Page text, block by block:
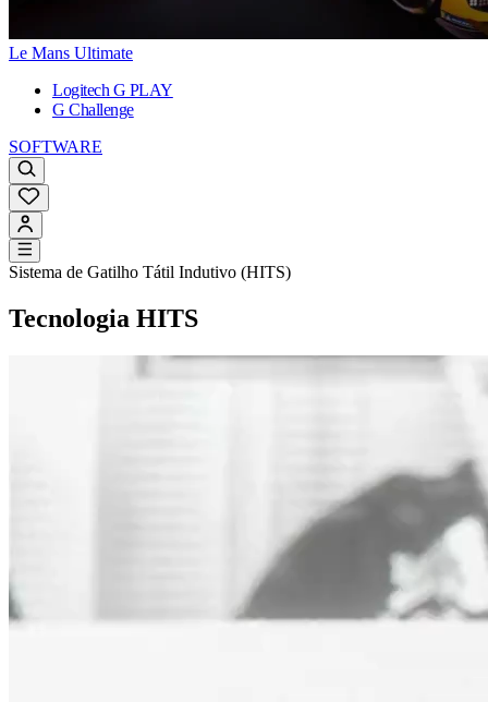
Le Mans Ultimate
Logitech G PLAY
G Challenge
SOFTWARE
Sistema de Gatilho Tátil Indutivo (HITS)
Tecnologia HITS